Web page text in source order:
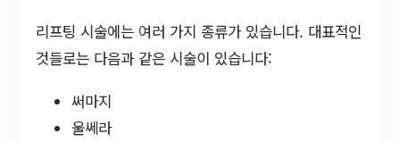
리프팅 시술에는 여러 가지 종류가 있습니다. 대표적인
것들로는 다음과 같은 시술이 있습니다:
써마지
울쎄라